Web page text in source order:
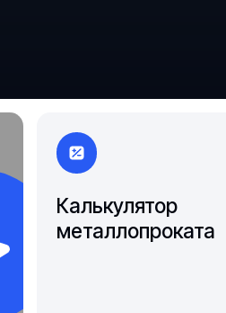
Калькулятор
металлопроката